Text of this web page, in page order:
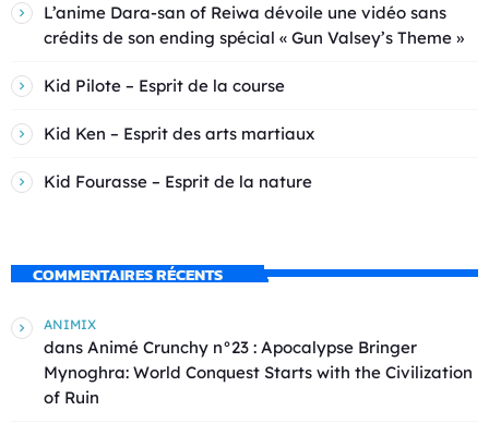
L’anime Dara-san of Reiwa dévoile une vidéo sans
crédits de son ending spécial « Gun Valsey’s Theme »
Kid Pilote – Esprit de la course
Kid Ken – Esprit des arts martiaux
Kid Fourasse – Esprit de la nature
COMMENTAIRES RÉCENTS
ANIMIX
dans Animé Crunchy n°23 : Apocalypse Bringer
Mynoghra: World Conquest Starts with the Civilization
of Ruin